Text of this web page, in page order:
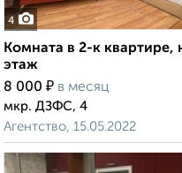
4
Комната в 2-к квартире,
этаж
8 000 ₽ в месяц
мкр. ДЗФС, 4
Агентство, 15.05.2022